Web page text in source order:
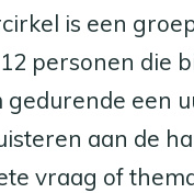
is een
personen die
gedurende een
aan de
vraag of